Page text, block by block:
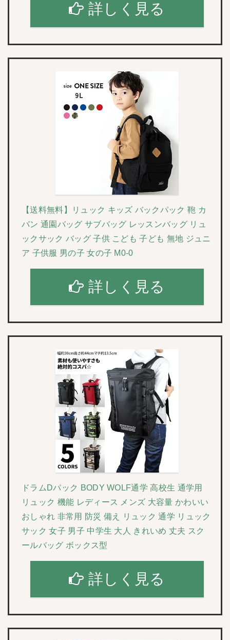
詳しく見る
【送料無料】リュック キッズ バックパック 鞄 カ
バン 通園バッグ サブバッグ レッスンバッグ リュ
ックサック バッグ 子供 こども 子ども 無地 ジュニ
ア 子供服 男の子 女の子 M0-0
詳しく見る
ドラムDパック BODY WOLF通学 高校生 通学用
リュック 機能 レディース メンズ 大容量 かわいい
おしゃれ 非常用 防災 備え リュック 通学 リュック
サック 女子 男子 中学生 大人 きれいめ 丈夫 スク
ールバッグ ボックス型
詳しく見る